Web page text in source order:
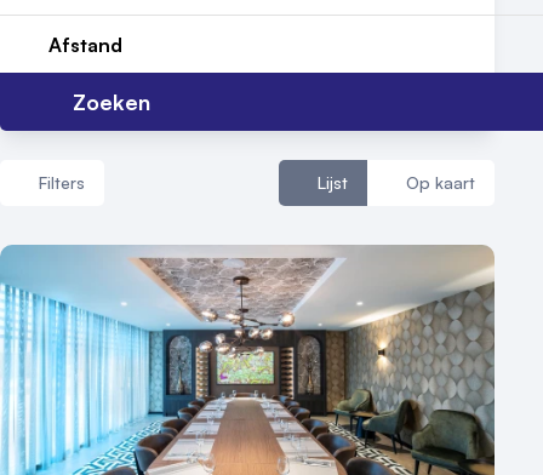
Nieuws
Reviews (5⭐️)
Afstand
Zoeken
Filters Lijst Op kaart
1 - 5 zalen
6 - 10 zalen
10 of meer zalen
Aantal personen